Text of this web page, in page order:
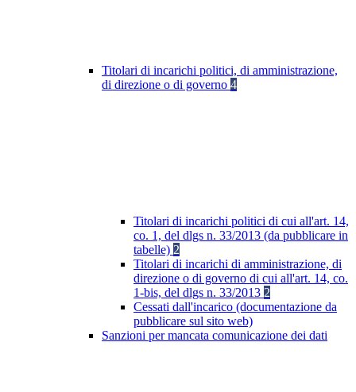
Titolari di incarichi politici, di amministrazione,
di direzione o di governo 4
Titolari di incarichi politici di cui all'art. 14,
co. 1, del dlgs n. 33/2013 (da pubblicare in
tabelle) 2
Titolari di incarichi di amministrazione, di
direzione o di governo di cui all'art. 14, co.
1-bis, del dlgs n. 33/2013 2
Cessati dall'incarico (documentazione da
pubblicare sul sito web)
Sanzioni per mancata comunicazione dei dati